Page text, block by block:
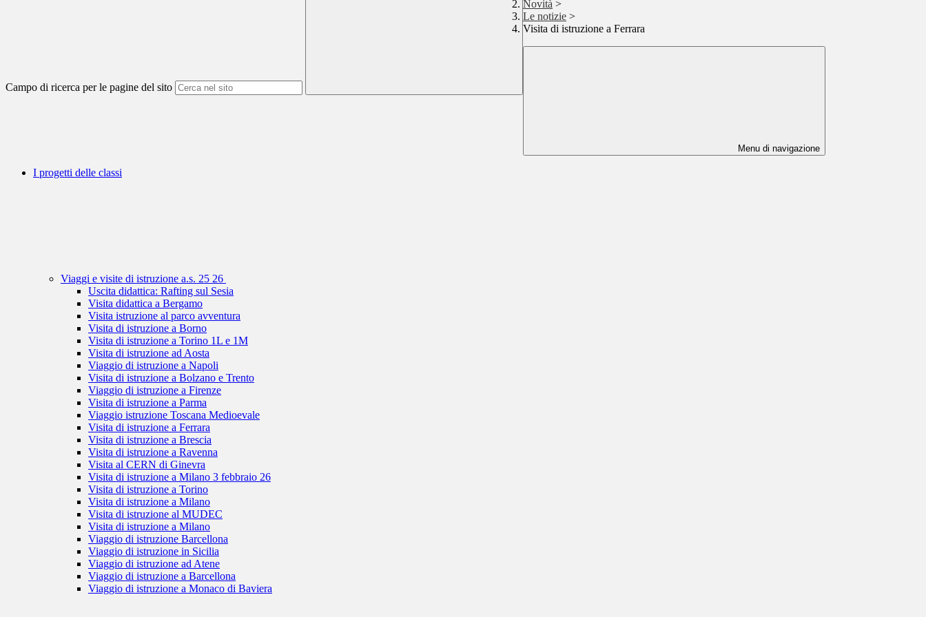
Campo di ricerca per le pagine del sito
Novità >
Le notizie >
Visita di istruzione a Ferrara
Menu di navigazione
I progetti delle classi
Viaggi e visite di istruzione a.s. 25 26
Uscita didattica: Rafting sul Sesia
Visita didattica a Bergamo
Visita istruzione al parco avventura
Visita di istruzione a Borno
Visita di istruzione a Torino 1L e 1M
Visita di istruzione ad Aosta
Viaggio di istruzione a Napoli
Visita di istruzione a Bolzano e Trento
Viaggio di istruzione a Firenze
Visita di istruzione a Parma
Viaggio istruzione Toscana Medioevale
Visita di istruzione a Ferrara
Visita di istruzione a Brescia
Visita di istruzione a Ravenna
Visita al CERN di Ginevra
Visita di istruzione a Milano 3 febbraio 26
Visita di istruzione a Torino
Visita di istruzione a Milano
Visita di istruzione al MUDEC
Visita di istruzione a Milano
Viaggio di istruzione Barcellona
Viaggio di istruzione in Sicilia
Viaggio di istruzione ad Atene
Viaggio di istruzione a Barcellona
Viaggio di istruzione a Monaco di Baviera